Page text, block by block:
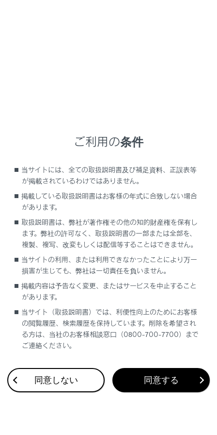
マルチメディアシステムの基本操作
エージェント（音声対話サービス）
合わせて見られているページ
ディスプレイと操作スイッチ
音声操作を開始する
タッチスクリーンの操作
このページは役に立ちましたか？
ご利用の条件
当サイトには、全ての取扱説明書及び補足資料、正誤表等
が掲載されているわけではありません。
掲載している取扱説明書はお客様の年式に合致しない場合
があります。
取扱説明書は、弊社が著作権その他の知的財産権を保有し
ます。弊社の許可なく、取扱説明書の一部または全部を、
複製、複写、改変もしくは配信等することはできません。
当サイトの利用、または利用できなかったことにより万一
損害が生じても、弊社は一切責任を負いません。
掲載内容は予告なく変更、またはサービスを中止すること
があります。
当サイト（取扱説明書）では、利便性向上のためにお客様
の閲覧履歴、検索履歴を保持しています。削除を希望され
る方は、当社のお客様相談窓口（0800-700-7700）まで
ご連絡ください。
同意しない 同意する